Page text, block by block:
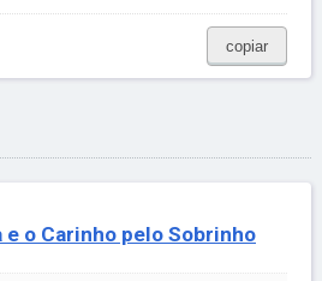
copiar
o Carinho pelo Sobrinho